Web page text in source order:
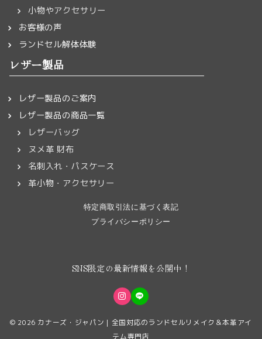
小物やアクセサリー
お客様の声
ランドセル解体体験
レザー製品
レザー製品のご案内
レザー製品の商品一覧
レザーバッグ
ヌメ革 財布
名刺入れ・パスケース
革小物・アクセサリー
特定商取引法に基づく表記
プライバシーポリシー
SNS限定の最新情報を公開中！
© 2026 カナーズ・ジャパン｜全国対応のランドセルリメイク＆本革アイ
テム専門店